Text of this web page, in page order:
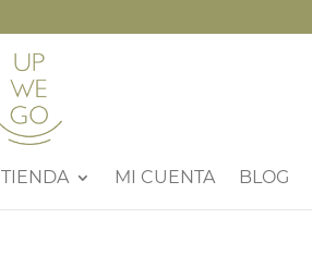
TIENDA MI CUENTA BLOG